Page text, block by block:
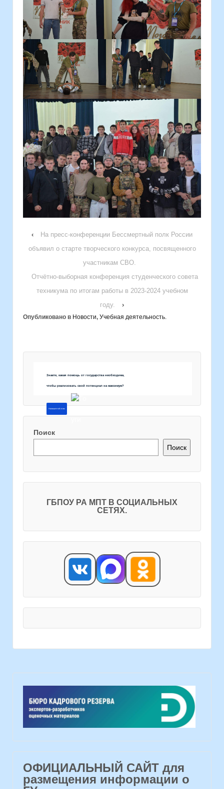
‹
На пресс-конференции Бессмертный полк России
объявил о старте творческого конкурса, посвященного
участникам СВО.
Отчётно-выборная конференция студенческого совета
техникума по итогам работы в 2023-2024 учебном
году.
›
Опубликовано в Новости, Учебная деятельность.
Знаете, какая помощь от государства необходима,
чтобы реализовать свой потенциал на максимум?
Напишите об этом
Поиск
Поиск
ГБПОУ РА МПТ В СОЦИАЛЬНЫХ
СЕТЯХ.
ОФИЦИАЛЬНЫЙ САЙТ для
размещения информации о